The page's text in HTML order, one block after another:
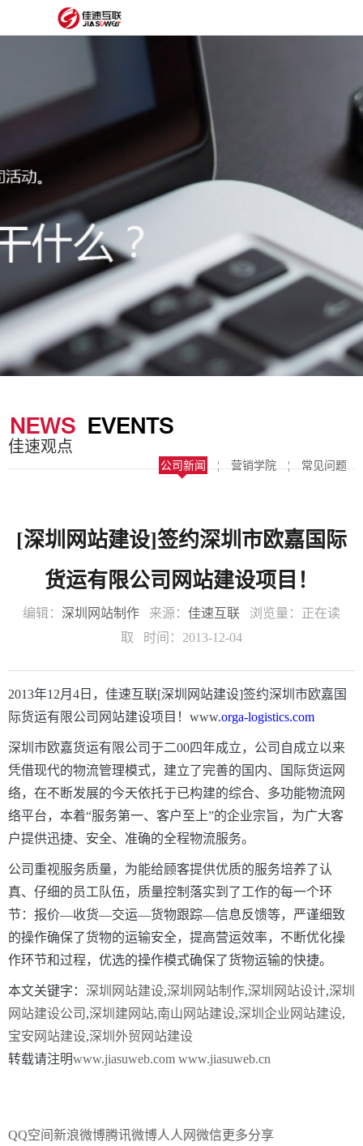
设
网
建
制
板
抖
获
里
服
经
案
站
圈
子
关
佳速观点
公司新闻 ¦ 营销学院 ¦ 常见问题
[深圳网站建设]签约深圳市欧嘉国际
货运有限公司网站建设项目！
编辑： 深圳网站制作 来源： 佳速互联 浏览量： 正在读
取 时间：2013-12-04
2013年12月4日，佳速互联[深圳网站建设]签约深圳市欧嘉国
际货运有限公司网站建设项目！www.orga-logistics.com
深圳市欧嘉货运有限公司于二00四年成立，公司自成立以来
凭借现代的物流管理模式，建立了完善的国内、国际货运网
络，在不断发展的今天依托于已构建的综合、多功能物流网
络平台，本着“服务第一、客户至上”的企业宗旨，为广大客
户提供迅捷、安全、准确的全程物流服务。
公司重视服务质量，为能给顾客提供优质的服务培养了认
真、仔细的员工队伍，质量控制落实到了工作的每一个环
节：报价—收货—交运—货物跟踪—信息反馈等，严谨细致
的操作确保了货物的运输安全，提高营运效率，不断优化操
作环节和过程，优选的操作模式确保了货物运输的快捷。
本文关键字： 深圳网站建设,深圳网站制作,深圳网站设计,深圳
网站建设公司 ,深圳建网站,南山网站建设,深圳企业网站建设,
宝安网站建设,深圳外贸网站建设
转载请注明www.jiasuweb.com www.jiasuweb.cn
QQ空间 新浪微博腾讯微博人人网微信更多分享